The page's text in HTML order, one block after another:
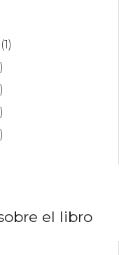
reivindica el papel de
la ha consolidado
el libro